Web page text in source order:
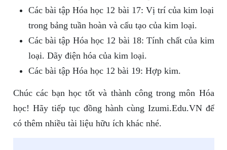
Các bài tập Hóa học 12 bài 17: Vị trí của kim loại
trong bảng tuần hoàn và cấu tạo của kim loại.
Các bài tập Hóa học 12 bài 18: Tính chất của kim
loại. Dãy điện hóa của kim loại.
Các bài tập Hóa học 12 bài 19: Hợp kim.
Chúc các bạn học tốt và thành công trong môn Hóa
học! Hãy tiếp tục đồng hành cùng Izumi.Edu.VN để
có thêm nhiều tài liệu hữu ích khác nhé.